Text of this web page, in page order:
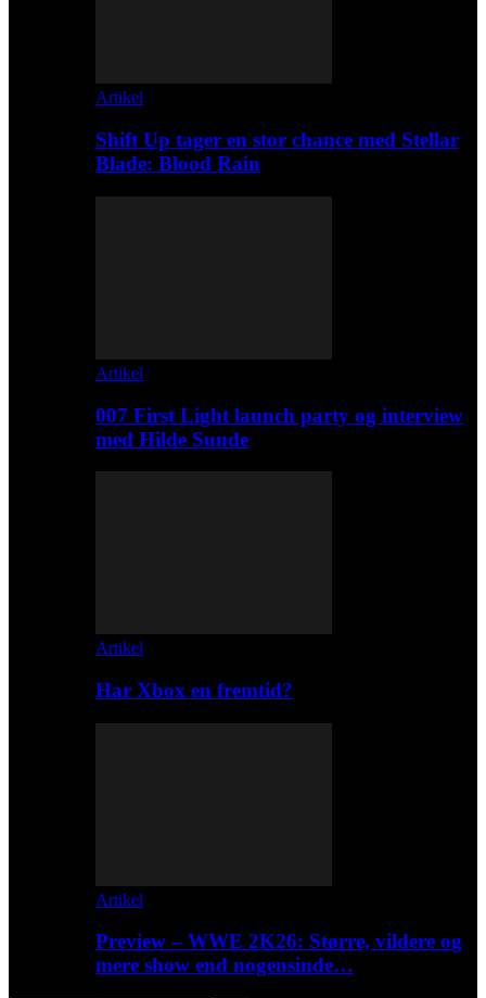
Artikel
Shift Up tager en stor chance med Stellar
Blade: Blood Rain
Artikel
007 First Light launch party og interview
med Hilde Sunde
Artikel
Har Xbox en fremtid?
Artikel
Preview – WWE 2K26: Større, vildere og
mere show end nogensinde…